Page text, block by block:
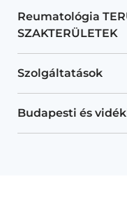
Reumatológia
SZAKTERÜLETEK
Szolgáltatások
Budapesti és